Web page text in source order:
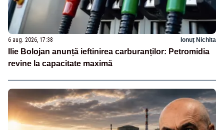
6 aug. 2026, 17:38 Ionuț Nichita
Ilie Bolojan anunță ieftinirea carburanților: Petromidia
revine la capacitate maximă